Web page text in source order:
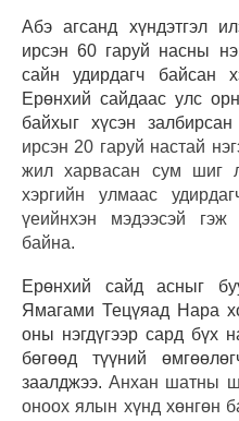
Абэ агсанд хүндэтгэл
ирсэн 60 гаруй насны
сайн удирдагч байсан
Ерөнхий сайдаас улс
байхыг хүсэн
ирсэн 20 гаруй настай
жил харвасан сум шиг л
хэргийн улмаас
үеийнхэн мэдээсэй гэж
байна.
Ерөнхий сайд асныг
Ямагами Тецүяад Нара
оны нэгдүгээр сард бүх
бөгөөд түүний
заалджээ.Анхан шатны
оноох ялын хүнд хөнгөн